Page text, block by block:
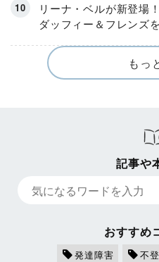
リーナ・ベルが新登場
ダッフィー＆フレンズ
もっ
記事や
おすすめ
発達障害 不